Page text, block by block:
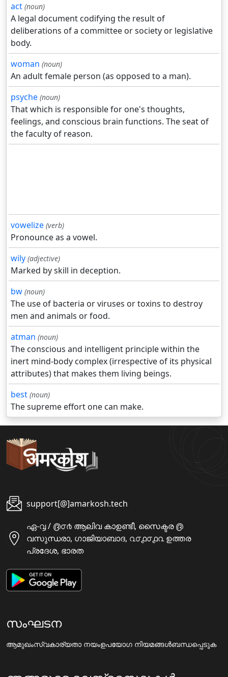
act (noun)
A legal document codifying the result of
deliberations of a committee or society or legislative
body.
woman (noun)
An adult female person (as opposed to a man).
psyche (noun)
That which is responsible for one's thoughts,
feelings, and conscious brain functions. The seat of
the faculty of reason.
vowelize (verb)
Pronounce as a vowel.
wily (adjective)
Marked by skill in deception.
bw (noun)
The use of bacteria or viruses or toxins to destroy
men and animals or food.
atman (noun)
The conscious and intelligent principle within the
inert mind-body complex (irrespective of its physical
attributes) that makes them living beings.
best (noun)
The supreme effort one can make.
support[@]amarkosh.tech
ഏ-൮ / ൫൦൪ ആലിവ കാഉണ്ടീ, സൈക്ടര ൫
വസുന്ധരാ, ഗാജിയാബാദ, ൨൦൧൦൧൨ ഉത്തര
പ്രദേശ, ഭാരത
സംഘടന
ആമുഖംസ്വകാര്യതാ നയംഉപയോഗ നിയമങ്ങൾബന്ധപ്പെടുക